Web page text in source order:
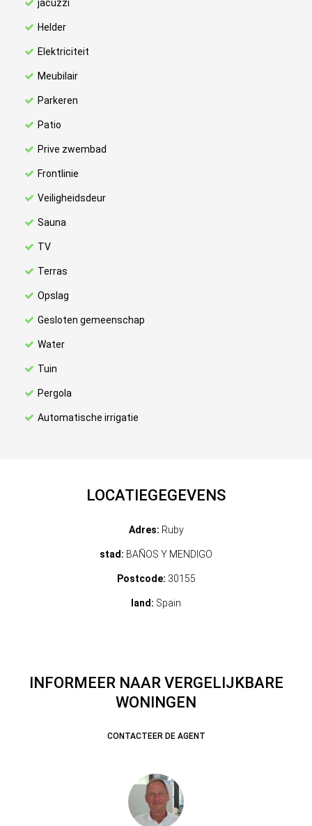
jacuzzi
Helder
Elektriciteit
Meubilair
Parkeren
Patio
Prive zwembad
Frontlinie
Veiligheidsdeur
Sauna
TV
Terras
Opslag
Gesloten gemeenschap
Water
Tuin
Pergola
Automatische irrigatie
LOCATIEGEGEVENS
Adres: Ruby
stad: BAÑOS Y MENDIGO
Postcode: 30155
land: Spain
INFORMEER NAAR VERGELIJKBARE
WONINGEN
CONTACTEER DE AGENT